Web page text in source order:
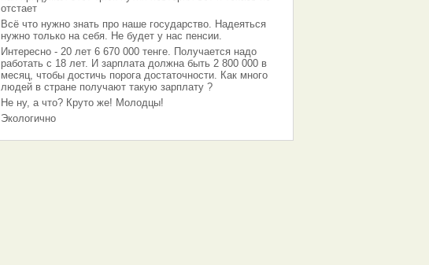
отстает
Всё что нужно знать про наше государство. Надеяться
нужно только на себя. Не будет у нас пенсии.
Интересно - 20 лет 6 670 000 тенге. Получается надо
работать с 18 лет. И зарплата должна быть 2 800 000 в
месяц, чтобы достичь порога достаточности. Как много
людей в стране получают такую зарплату ?
Не ну, а что? Круто же! Молодцы!
Экологично